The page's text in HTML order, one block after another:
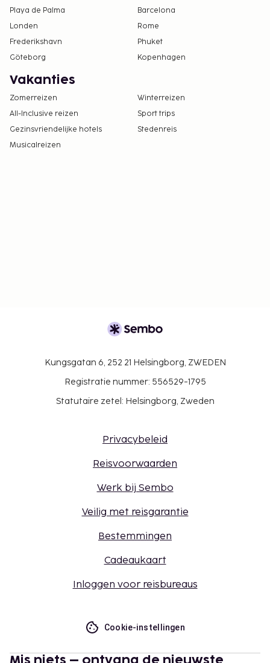
Playa de Palma
Barcelona
Londen
Rome
Frederikshavn
Phuket
Göteborg
Kopenhagen
Vakanties
Zomerreizen
Winterreizen
All-Inclusive reizen
Sport trips
Gezinsvriendelijke hotels
Stedenreis
Musicalreizen
Kungsgatan 6, 252 21 Helsingborg, ZWEDEN
Registratie nummer: 556529-1795
Statutaire zetel: Helsingborg, Zweden
Privacybeleid
Reisvoorwaarden
Werk bij Sembo
Veilig met reisgarantie
Bestemmingen
Cadeaukaart
Inloggen voor reisbureaus
Cookie-instellingen
Mis niets – ontvang de nieuwste